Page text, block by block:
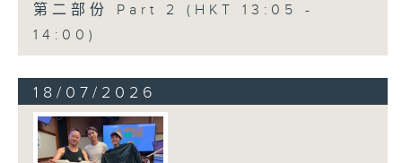
第二部份 Part 2 (HKT 13:05 -
14:00)
18/07/2026